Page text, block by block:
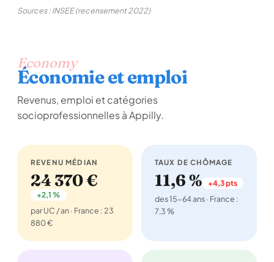
Sources : INSEE (recensement 2022)
Economy
Économie et emploi
Revenus, emploi et catégories
socioprofessionnelles à Appilly.
REVENU MÉDIAN
24 370 €
+2,1 %
par UC / an · France : 23
880 €
TAUX DE CHÔMAGE
11,6 % +4,3 pts
des 15-64 ans · France :
7,3 %